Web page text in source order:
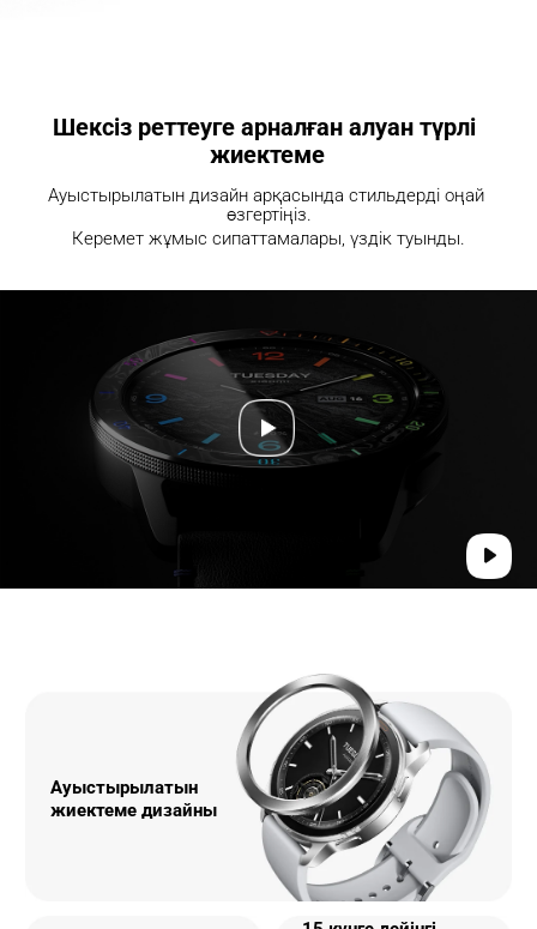
Шексіз реттеуге арналған алуан түрлі
жиектеме
Ауыстырылатын дизайн арқасында стильдерді оңай
өзгертіңіз.
Керемет жұмыс сипаттамалары, үздік туынды.
Ауыстырылатын
жиектеме дизайны